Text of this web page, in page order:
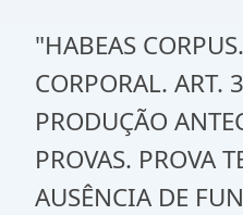
"HABEAS
CORPORAL. ART.
PRODUÇÃO
PROVAS. PROVA
AUSÊNCIA DE